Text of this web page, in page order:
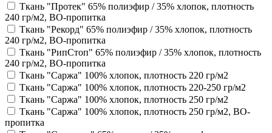
Ткань "Протек" 65% полиэфир / 35% хлопок, плотность
240 гр/м2, ВО-пропитка
Ткань "Рекорд" 65% полиэфир / 35% хлопок, плотность
240 гр/м2, ВО-пропитка
Ткань "РипСтоп" 65% полиэфир / 35% хлопок, плотность
240 гр/м2, ВО-пропитка
Ткань "Саржа" 100% хлопок, плотность 220 гр/м2
Ткань "Саржа" 100% хлопок, плотность 220-250 гр/м2
Ткань "Саржа" 100% хлопок, плотность 250 гр/м2
Ткань "Саржа" 100% хлопок, плотность 250 гр/м2, ВО-
пропитка